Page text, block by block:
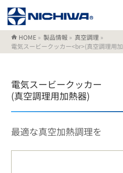
HOME » 製品情報 » 真空調理 »
電気スービークッカー<br>(真空調理用
電気スービークッカー
(真空調理用加熱器)
最適な真空加熱調理を